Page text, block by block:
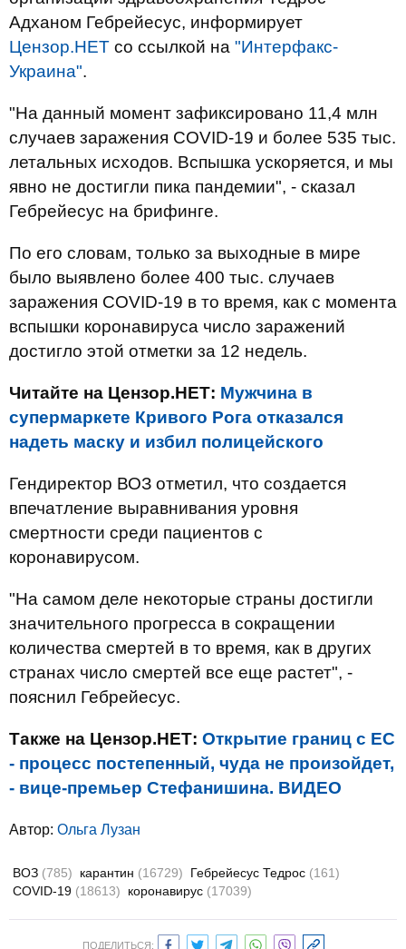
Адханом Гебрейесус, информирует
Цензор.НЕТ со ссылкой на "Интерфакс-
Украина".
"На данный момент зафиксировано 11,4 млн
случаев заражения COVID-19 и более 535 тыс.
летальных исходов. Вспышка ускоряется, и мы
явно не достигли пика пандемии", - сказал
Гебрейесус на брифинге.
По его словам, только за выходные в мире
было выявлено более 400 тыс. случаев
заражения COVID-19 в то время, как с момента
вспышки коронавируса число заражений
достигло этой отметки за 12 недель.
Читайте на Цензор.НЕТ: Мужчина в
супермаркете Кривого Рога отказался
надеть маску и избил полицейского
Гендиректор ВОЗ отметил, что создается
впечатление выравнивания уровня
смертности среди пациентов с
коронавирусом.
"На самом деле некоторые страны достигли
значительного прогресса в сокращении
количества смертей в то время, как в других
странах число смертей все еще растет", -
пояснил Гебрейесус.
Также на Цензор.НЕТ: Открытие границ с ЕС
- процесс постепенный, чуда не произойдет,
- вице-премьер Стефанишина. ВИДЕО
Автор: Ольга Лузан
ВОЗ (785) карантин (16729) Гебрейесус Тедрос (161)
COVID-19 (18613) коронавирус (17039)
ПОДЕЛИТЬСЯ: